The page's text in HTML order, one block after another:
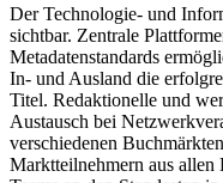
Der Technologie- und
sichtbar. Zentrale
Metadatenstandards
In- und Ausland die
Titel. Redaktionelle und
Austausch bei
verschiedenen
Marktteilnehmern aus allen